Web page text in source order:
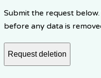
Submit the request
before any data is
Request deletion